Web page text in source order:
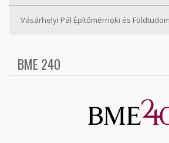
Vásárhelyi Pál Építőmérnöki és
BME 240